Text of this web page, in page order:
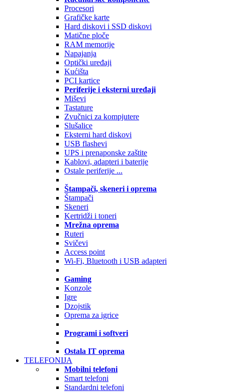
Procesori
Grafičke karte
Hard diskovi i SSD diskovi
Matične ploče
RAM memorije
Napajanja
Optički uređaji
Kućišta
PCI kartice
Periferije i eksterni uređaji
Miševi
Tastature
Zvučnici za kompjutere
Slušalice
Eksterni hard diskovi
USB flashevi
UPS i prenaponske zaštite
Kablovi, adapteri i baterije
Ostale periferije ...
Štampači, skeneri i oprema
Štampači
Skeneri
Kertridži i toneri
Mrežna oprema
Ruteri
Svičevi
Access point
Wi-Fi, Bluetooth i USB adapteri
Gaming
Konzole
Igre
Dzojstik
Oprema za igrice
Programi i softveri
Ostala IT oprema
TELEFONIJA
Mobilni telefoni
Smart telefoni
Standardni telefoni